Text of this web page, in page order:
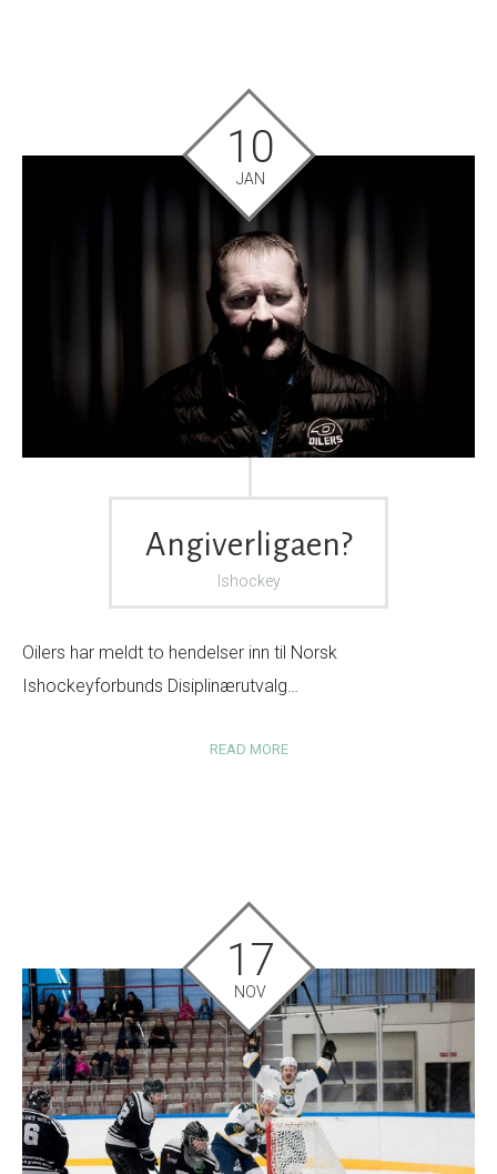
10
JAN
Angiverligaen?
Ishockey
Oilers har meldt to hendelser inn til Norsk
Ishockeyforbunds Disiplinærutvalg…
READ MORE
17
NOV